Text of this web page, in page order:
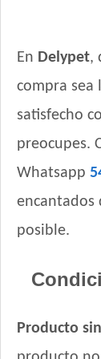
Vitalcan
Vitalcan
Vitalcan
Vitalcan
Cordero
Vitalcan
Vitalcan
Vitalcan
Vitalcan
En Delypet,
compra sea
satisfecho
preocupes.
Whatsapp
encantados
posible.
Producto